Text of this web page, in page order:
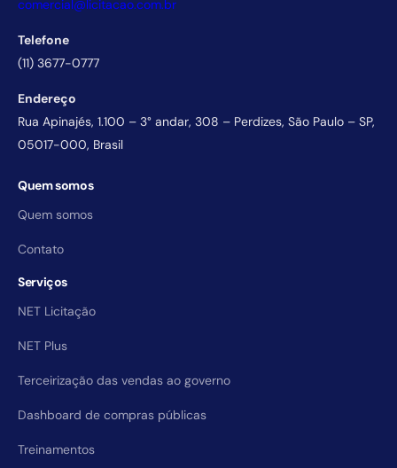
comercial@licitacao.com.br
Telefone
(11) 3677-0777
Endereço
Rua Apinajés, 1.100 – 3° andar, 308 – Perdizes, São Paulo – SP,
05017-000, Brasil
Quem somos
Quem somos
Contato
Serviços
NET Licitação
NET Plus
Terceirização das vendas ao governo
Dashboard de compras públicas
Treinamentos